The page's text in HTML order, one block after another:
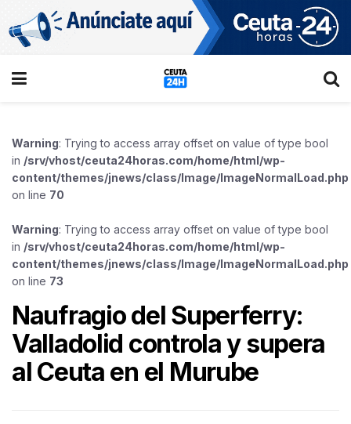
Warning: Trying to access array offset on value of type bool
in /srv/vhost/ceuta24horas.com/home/html/wp-
content/themes/jnews/class/Image/ImageNormalLoad.php
on line 70
Warning: Trying to access array offset on value of type bool
in /srv/vhost/ceuta24horas.com/home/html/wp-
content/themes/jnews/class/Image/ImageNormalLoad.php
on line 73
Naufragio del Superferry:
Valladolid controla y supera
al Ceuta en el Murube